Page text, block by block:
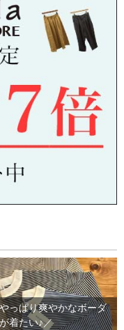
っぱり爽やかなボーダ
着たい♪／